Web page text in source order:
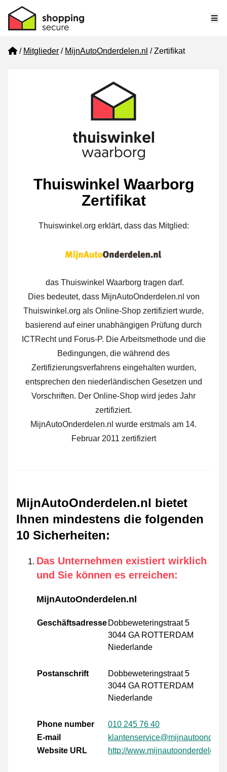
Home
Mitglieder MijnAutoOnderdelen.nl Zertifikat
Thuiswinkel Waarborg
Zertifikat
Thuiswinkel.org erklärt, dass das Mitglied:
das Thuiswinkel Waarborg tragen darf.
Dies bedeutet, dass MijnAutoOnderdelen.nl von
Thuiswinkel.org als Online-Shop zertifiziert wurde,
basierend auf einer unabhängigen Prüfung durch
ICTRecht und Forus-P. Die Arbeitsmethode und die
Bedingungen, die während des
Zertifizierungsverfahrens eingehalten wurden,
entsprechen den niederländischen Gesetzen und
Vorschriften. Der Online-Shop wird jedes Jahr
zertifiziert.
MijnAutoOnderdelen.nl wurde erstmals am 14.
Februar 2011 zertifiziert
MijnAutoOnderdelen.nl bietet
Ihnen mindestens die folgenden
10 Sicherheiten:
Das Unternehmen existiert wirklich
und Sie können es erreichen:
MijnAutoOnderdelen.nl
Geschäftsadresse Dobbeweteringstraat 5
3044 GA ROTTERDAM
Niederlande
Postanschrift
Dobbeweteringstraat 5
3044 GA ROTTERDAM
Niederlande
Phone number
010 245 76 40
E-mail
Website URL
http://www.mijnautoonderdelen.nl